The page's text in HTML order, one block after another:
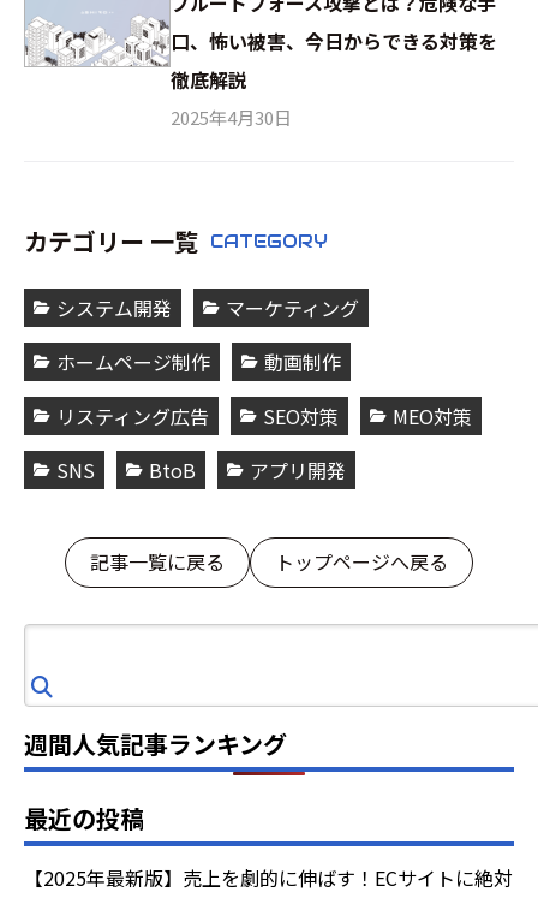
口、怖い被害、今日からできる対策を
徹底解説
2025年4月30日
カテゴリー 一覧 CATEGORY
システム開発
マーケティング
ホームページ制作
動画制作
リスティング広告
SEO対策
MEO対策
SNS
BtoB アプリ開発
記事一覧に戻る トップページへ戻る
索
週間人気記事ランキング
最近の投稿
【2025年最新版】売上を劇的に伸ばす！ECサイトに絶対